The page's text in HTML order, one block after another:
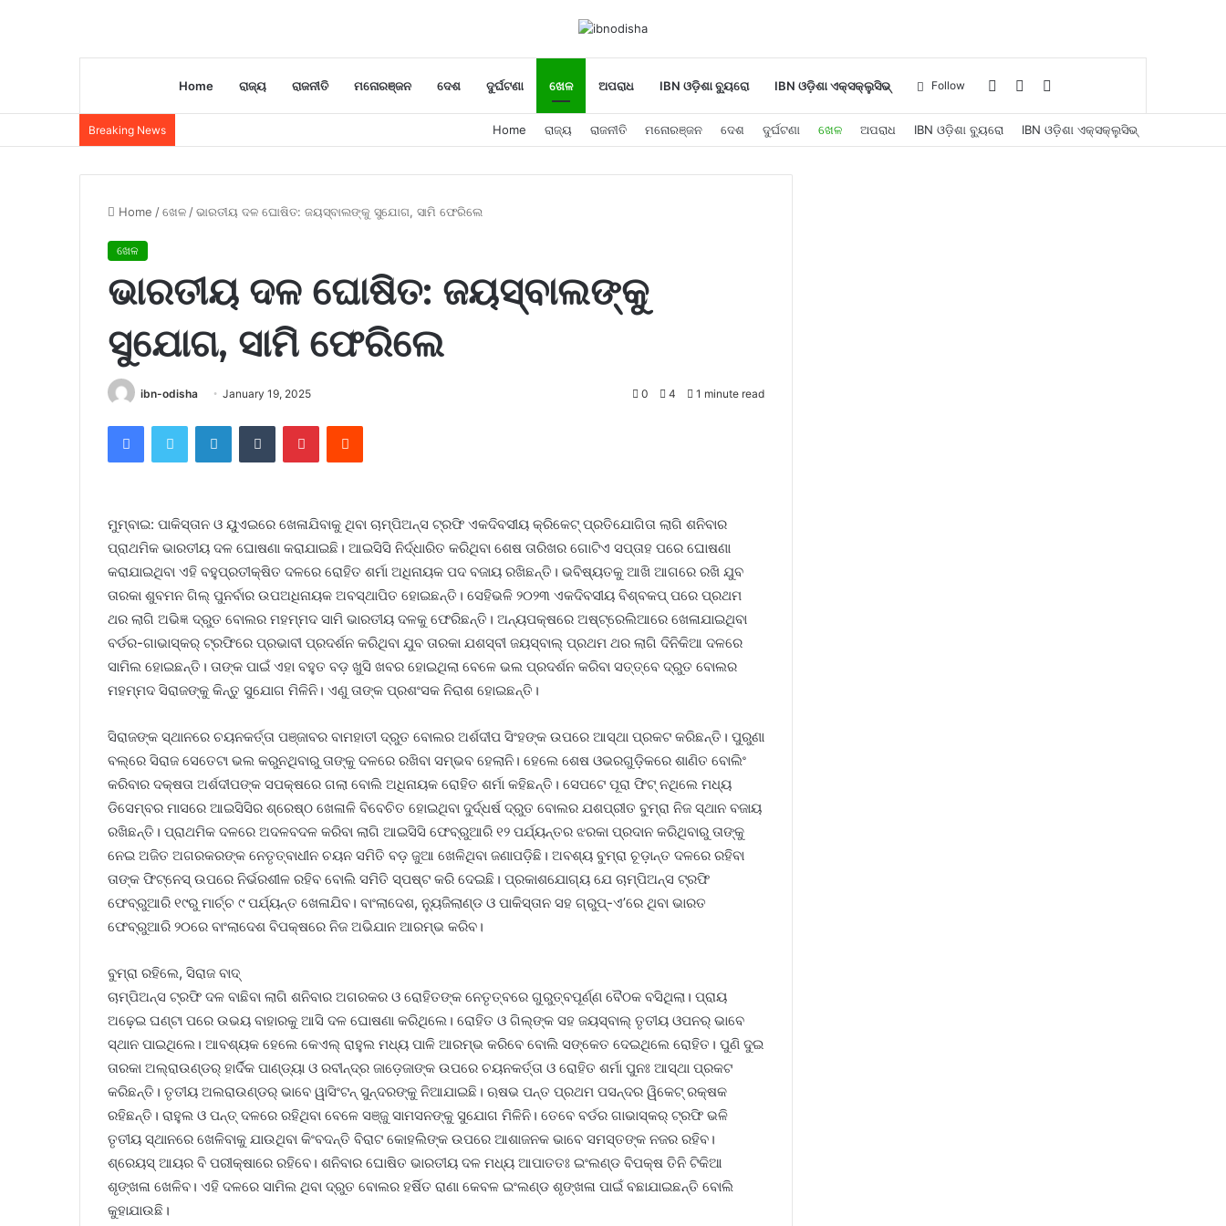
Home ରାଜ୍ୟ ରାଜନୀତି ମନୋରଞ୍ଜନ ଦେଶ ଦୁର୍ଘଟଣା ଖେଳ ଅପରାଧ IBN ଓଡ଼ିଶା ବ୍ୟୁରୋ IBN ଓଡ଼ିଶା ଏକ୍ସକ୍ଲୁସିଭ୍
for
Sidebar
Log
In
Follow
Breaking News Home ରାଜ୍ୟ ରାଜନୀତି ମନୋରଞ୍ଜନ ଦେଶ ଦୁର୍ଘଟଣା ଖେଳ ଅପରାଧ IBN ଓଡ଼ିଶା ବ୍ୟୁରୋ IBN ଓଡ଼ିଶା ଏକ୍ସକ୍ଲୁସିଭ୍
Home /ଖେଳ /ଭାରତୀୟ ଦଳ ଘୋଷିତ: ଜୟସ୍ବାଲଙ୍କୁ ସୁଯୋଗ, ସାମି ଫେରିଲେ
ଖେଳ
ଭାରତୀୟ ଦଳ ଘୋଷିତ: ଜୟସ୍ବାଲଙ୍କୁ
ସୁଯୋଗ, ସାମି ଫେରିଲେ
ibn-odisha January 19, 2025 0 4 1 minute read
FacebookTwitter LinkedInTumblr PinterestReddit
ମୁମ୍ବାଇ: ପାକିସ୍ତାନ ଓ ୟୁଏଇରେ ଖେଳାଯିବାକୁ ଥିବା ଚାମ୍ପିଅନ୍ସ ଟ୍ରଫି ଏକଦିବସୀୟ କ୍ରିକେଟ୍ ପ୍ରତିଯୋଗିତା ଲାଗି ଶନିବାର
ପ୍ରାଥମିକ ଭାରତୀୟ ଦଳ ଘୋଷଣା କରାଯାଇଛି। ଆଇସିସି ନିର୍ଦ୍ଧାରିତ କରିଥିବା ଶେଷ ତାରିଖର ଗୋଟିଏ ସପ୍ତାହ ପରେ ଘୋଷଣା
କରାଯାଇଥିବା ଏହି ବହୁପ୍ରତୀକ୍ଷିତ ଦଳରେ ରୋହିତ ଶର୍ମା ଅଧିନାୟକ ପଦ ବଜାୟ ରଖିଛନ୍ତି। ଭବିଷ୍ୟତକୁ ଆଖି ଆଗରେ ରଖି ଯୁବ
ତାରକା ଶୁବମନ ଗିଲ୍ ପୁନର୍ବାର ଉପଅଧିନାୟକ ଅବସ୍ଥାପିତ ହୋଇଛନ୍ତି। ସେହିଭଳି ୨୦୨୩ ଏକଦିବସୀୟ ବିଶ୍ବକପ୍ ପରେ ପ୍ରଥମ
ଥର ଲାଗି ଅଭିଜ୍ଞ ଦ୍ରୁତ ବୋଲର ମହମ୍ମଦ ସାମି ଭାରତୀୟ ଦଳକୁ ଫେରିଛନ୍ତି। ଅନ୍ୟପକ୍ଷରେ ଅଷ୍ଟ୍ରେଲିଆରେ ଖେଳାଯାଇଥିବା
ବର୍ଡର-ଗାଭାସ୍କର୍ ଟ୍ରଫିରେ ପ୍ରଭାବୀ ପ୍ରଦର୍ଶନ କରିଥିବା ଯୁବ ତାରକା ଯଶସ୍ବୀ ଜୟସ୍ବାଲ୍ ପ୍ରଥମ ଥର ଲାଗି ଦିନିକିଆ ଦଳରେ
ସାମିଲ ହୋଇଛନ୍ତି। ତାଙ୍କ ପାଇଁ ଏହା ବହୁତ ବଡ଼ ଖୁସି ଖବର ହୋଇଥିଲା ବେଳେ ଭଲ ପ୍ରଦର୍ଶନ କରିବା ସତ୍ତ୍ବେ ଦ୍ରୁତ ବୋଲର
ମହମ୍ମଦ ସିରାଜଙ୍କୁ କିନ୍ତୁ ସୁଯୋଗ ମିଳିନି। ଏଣୁ ତାଙ୍କ ପ୍ରଶଂସକ ନିରାଶ ହୋଇଛନ୍ତି।
ସିରାଜଙ୍କ ସ୍ଥାନରେ ଚୟନକର୍ତ୍ତା ପଞ୍ଜାବର ବାମହାତୀ ଦ୍ରୁତ ବୋଲର ଅର୍ଶଦୀପ ସିଂହଙ୍କ ଉପରେ ଆସ୍ଥା ପ୍ରକଟ କରିଛନ୍ତି। ପୁରୁଣା
ବଲ୍‌ରେ ସିରାଜ ସେତେଟା ଭଲ କରୁନଥିବାରୁ ତାଙ୍କୁ ଦଳରେ ରଖିବା ସମ୍ଭବ ହେଲାନି। ‌‌ହେଲେ ଶେଷ ଓଭରଗୁଡ଼ିକରେ ଶାଣିତ ବୋଲିଂ
କରିବାର ଦକ୍ଷତା ଅର୍ଶଦୀପଙ୍କ ସପକ୍ଷରେ ଗଲା ବୋଲି ଅଧିନାୟକ ରୋହିତ ଶର୍ମା କହିଛନ୍ତି। ସେପଟେ ପୂରା ଫିଟ୍ ନଥିଲେ ମଧ୍ୟ
ଡିସେମ୍ବର ମାସରେ ଆଇସିସିର ଶ୍ରେଷ୍ଠ ଖେଳାଳି ବିବେଚିତ ହୋଇଥିବା ଦୁର୍ଦ୍ଧର୍ଷ ଦ୍ରୁତ ବୋଲର ଯଶପ୍ରୀତ ବୁମ୍‌ରା ନିଜ ସ୍ଥାନ ବଜାୟ
ରଖିଛନ୍ତି। ପ୍ରାଥମିକ ଦଳରେ ଅଦଳବଦଳ କରିବା‌ ଲାଗି ଆଇସିସି ଫେବ୍ରୁଆରି ୧୨ ପର୍ଯ୍ୟନ୍ତର ଝରକା ପ୍ରଦାନ କରିଥିବାରୁ ତାଙ୍କୁ
ନେଇ ଅଜିତ ଅଗରକରଙ୍କ ନେତୃତ୍ବାଧୀନ ଚୟନ ସମିତି ବଡ଼ ଜୁଆ ଖେଳିଥିବା‌ ଜଣାପଡ଼ିଛି। ଅବଶ୍ୟ ବୁମ୍‌ରା ଚୂଡ଼ାନ୍ତ ଦଳରେ ରହିବା
ତାଙ୍କ ଫିଟ୍‌ନେସ୍ ଉପରେ ନିର୍ଭରଶୀଳ ରହିବ ବୋଲି ସମିତି ସ୍ପଷ୍ଟ କରି ଦେଇଛି। ପ୍ରକାଶଯୋଗ୍ୟ ଯେ ଚାମ୍ପିଅନ୍ସ ଟ୍ରଫି
ଫେବ୍ରୁଆରି ୧୯ରୁ ମାର୍ଚ୍ଚ ୯ ପର୍ଯ୍ୟନ୍ତ ଖେଳାଯିବ। ବାଂଲାଦେଶ, ନ୍ୟୁଜିଲାଣ୍ଡ ଓ ପାକିସ୍ତାନ ସହ ଗ୍ରୁପ୍‌-ଏ’ରେ ଥିବା ଭାରତ
ଫେବ୍ରୁଆରି ୨୦ରେ ବାଂଲାଦେଶ ବିପକ୍ଷରେ ନିଜ ଅଭିଯାନ ଆରମ୍ଭ କରିବ।
ବୁମ୍‌ରା ରହିଲେ, ସିରାଜ ବାଦ୍
ଚାମ୍ପିଅନ୍ସ ଟ୍ରଫି ଦଳ ବାଛିବା ଲାଗି ଶନିବାର ଅଗରକର ଓ ରୋହିତଙ୍କ ନେତୃତ୍ବରେ ଗୁରୁତ୍ବପୂର୍ଣ୍ଣ ବୈଠକ ବସିଥିଲା। ପ୍ରାୟ
ଅଢ଼େଇ ଘଣ୍ଟା ପରେ ଉଭୟ ବାହାରକୁ ଆସି ଦଳ ଘୋଷଣା କରିଥିଲେ। ରୋହିତ ଓ ଗିଲ୍‌ଙ୍କ ସହ ଜୟସ୍ବାଲ୍ ତୃତୀୟ ଓପନର୍ ଭାବେ
ସ୍ଥାନ ପାଇଥିଲେ। ଆବଶ୍ୟକ ହେଲେ କେଏଲ୍ ରାହୁଲ ମଧ୍ୟ ପାଳି ଆରମ୍ଭ କରିବେ ବୋଲି ସଙ୍କେତ ଦେଇଥିଲେ ରୋହିତ। ପୁଣି ଦୁଇ
ତାରକା ଅଲ୍‌ରାଉଣ୍ଡର୍ ହାର୍ଦିକ ପାଣ୍ଡ୍ୟା ଓ ରବୀନ୍ଦ୍ର ଜାଡ଼େଜାଙ୍କ ଉପରେ ଚୟନକର୍ତ୍ତା ଓ ରୋହିତ ଶର୍ମା ପୁନଃ ଆସ୍ଥା ପ୍ରକଟ
କରିଛନ୍ତି। ତୃତୀୟ ଅଲରାଉଣ୍ଡର୍ ଭାବେ ୱାସିଂଟନ୍ ସୁନ୍ଦରଙ୍କୁ ନିଆଯାଇଛି। ଋଷଭ ପନ୍ତ ପ୍ରଥମ ପସନ୍ଦର ୱିକେଟ୍ ରକ୍ଷକ
ରହିଛନ୍ତି। ରାହୁଲ ଓ ପନ୍ତ୍‌ ଦଳରେ ରହିଥିବା ବେଳେ ସଞ୍ଜୁ ସାମସନଙ୍କୁ ସୁଯୋଗ ମିଳିନି। ତେବେ ବର୍ଡର ଗାଭାସ୍କର୍ ଟ୍ରଫି ଭଳି
ତୃତୀୟ ସ୍ଥାନରେ ଖେଳିବାକୁ ଯାଉଥିବା କିଂବଦନ୍ତି ବିରାଟ କୋହଲିଙ୍କ ଉପରେ ଆଶାଜନକ ଭାବେ ସମସ୍ତଙ୍କ ନଜର ରହିବ।
ଶ୍ରେୟସ୍ ଆୟର ବି ପରୀକ୍ଷାରେ ରହିବେ। ଶନିବାର ଘୋଷିତ ଭାରତୀୟ ଦଳ ମଧ୍ୟ ଆପାତତଃ ଇଂଲଣ୍ଡ ବିପକ୍ଷ ତିନି ଟିକିଆ
ଶୃଙ୍ଖଳା ଖେଳିବ। ଏହି ଦଳରେ ସାମିଲ ଥିବା ଦ୍ରୁତ ବୋଲର ହର୍ଷିତ ରାଣା‌ କେବଳ ଇଂଲଣ୍ଡ ଶୃଙ୍ଖଳା ପାଇଁ ବଛାଯାଇଛନ୍ତି ବୋଲି
କୁହାଯାଉଛି।